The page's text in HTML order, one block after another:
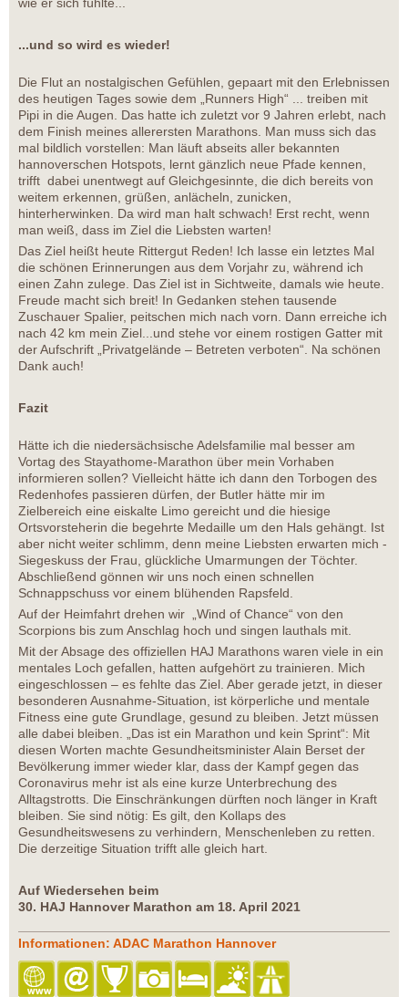
...und so wird es wieder!
Die Flut an nostalgischen Gefühlen, gepaart mit den Erlebnissen
des heutigen Tages sowie dem „Runners High“ ... treiben mit
Pipi in die Augen. Das hatte ich zuletzt vor 9 Jahren erlebt, nach
dem Finish meines allerersten Marathons. Man muss sich das
mal bildlich vorstellen: Man läuft abseits aller bekannten
hannoverschen Hotspots, lernt gänzlich neue Pfade kennen,
trifft dabei unentwegt auf Gleichgesinnte, die dich bereits von
weitem erkennen, grüßen, anlächeln, zunicken,
hinterherwinken. Da wird man halt schwach! Erst recht, wenn
man weiß, dass im Ziel die Liebsten warten!
Das Ziel heißt heute Rittergut Reden! Ich lasse ein letztes Mal
die schönen Erinnerungen aus dem Vorjahr zu, während ich
einen Zahn zulege. Das Ziel ist in Sichtweite, damals wie heute.
Freude macht sich breit! In Gedanken stehen tausende
Zuschauer Spalier, peitschen mich nach vorn. Dann erreiche ich
nach 42 km mein Ziel...und stehe vor einem rostigen Gatter mit
der Aufschrift „Privatgelände – Betreten verboten“. Na schönen
Dank auch!
Fazit
Hätte ich die niedersächsische Adelsfamilie mal besser am
Vortag des Stayathome-Marathon über mein Vorhaben
informieren sollen? Vielleicht hätte ich dann den Torbogen des
Redenhofes passieren dürfen, der Butler hätte mir im
Zielbereich eine eiskalte Limo gereicht und die hiesige
Ortsvorsteherin die begehrte Medaille um den Hals gehängt. Ist
aber nicht weiter schlimm, denn meine Liebsten erwarten mich -
Siegeskuss der Frau, glückliche Umarmungen der Töchter.
Abschließend gönnen wir uns noch einen schnellen
Schnappschuss vor einem blühenden Rapsfeld.
Auf der Heimfahrt drehen wir „Wind of Chance“ von den
Scorpions bis zum Anschlag hoch und singen lauthals mit.
Mit der Absage des offiziellen HAJ Marathons waren viele in ein
mentales Loch gefallen, hatten aufgehört zu trainieren. Mich
eingeschlossen – es fehlte das Ziel. Aber gerade jetzt, in dieser
besonderen Ausnahme-Situation, ist körperliche und mentale
Fitness eine gute Grundlage, gesund zu bleiben. Jetzt müssen
alle dabei bleiben. „Das ist ein Marathon und kein Sprint“: Mit
diesen Worten machte Gesundheitsminister Alain Berset der
Bevölkerung immer wieder klar, dass der Kampf gegen das
Coronavirus mehr ist als eine kurze Unterbrechung des
Alltagstrotts. Die Einschränkungen dürften noch länger in Kraft
bleiben. Sie sind nötig: Es gilt, den Kollaps des
Gesundheitswesens zu verhindern, Menschenleben zu retten.
Die derzeitige Situation trifft alle gleich hart.
Auf Wiedersehen beim
30. HAJ Hannover Marathon am 18. April 2021
Informationen: ADAC Marathon Hannover